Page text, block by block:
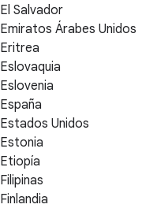
El Salvador
Emiratos Árabes Unidos
Eritrea
Eslovaquia
Eslovenia
España
Estados Unidos
Estonia
Etiopía
Filipinas
Finlandia